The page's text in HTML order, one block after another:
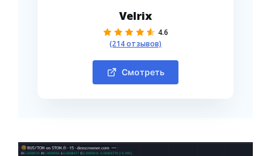
Velrix
4.6
(214 отзывов)
Смотреть